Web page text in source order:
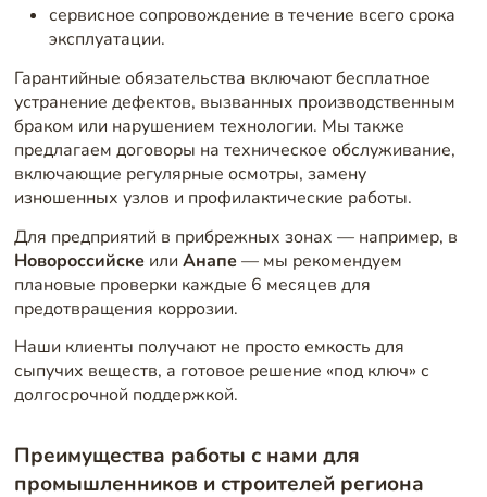
сервисное сопровождение в течение всего срока
эксплуатации.
Гарантийные обязательства включают бесплатное
устранение дефектов, вызванных производственным
браком или нарушением технологии. Мы также
предлагаем договоры на техническое обслуживание,
включающие регулярные осмотры, замену
изношенных узлов и профилактические работы.
Для предприятий в прибрежных зонах — например, в
Новороссийскеили Анапе— мы рекомендуем
плановые проверки каждые 6 месяцев для
предотвращения коррозии.
Наши клиенты получают не просто емкость для
сыпучих веществ, а готовое решение «под ключ» с
долгосрочной поддержкой.
Преимущества работы с нами для
промышленников и строителей региона